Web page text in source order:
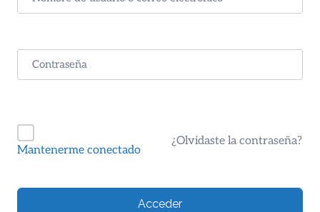
Mantenerme conectado
¿Olvidaste la contraseña?
Acceder